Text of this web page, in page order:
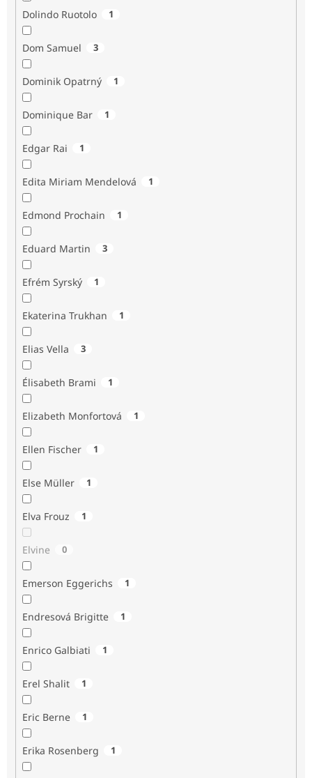
Dolindo Ruotolo 1
Dom Samuel 3
Dominik Opatrný 1
Dominique Bar 1
Edgar Rai 1
Edita Miriam Mendelová 1
Edmond Prochain 1
Eduard Martin 3
Efrém Syrský 1
Ekaterina Trukhan 1
Elias Vella 3
Élisabeth Brami 1
Elizabeth Monfortová 1
Ellen Fischer 1
Else Müller 1
Elva Frouz 1
Elvine 0
Emerson Eggerichs 1
Endresová Brigitte 1
Enrico Galbiati 1
Erel Shalit 1
Eric Berne 1
Erika Rosenberg 1